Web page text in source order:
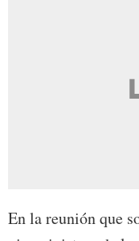
En la reunión que